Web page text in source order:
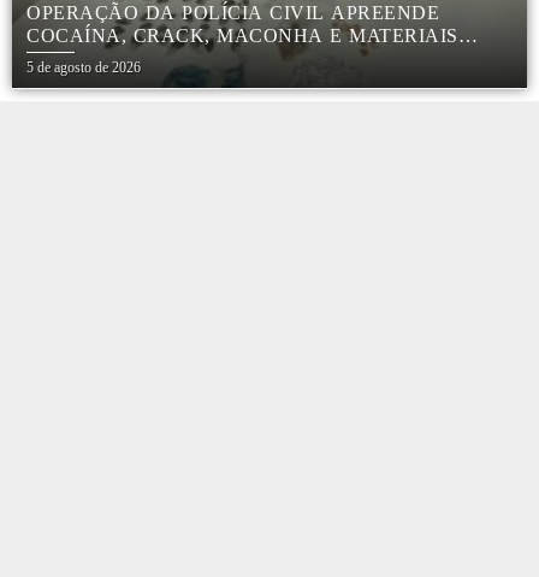
OPERAÇÃO DA POLÍCIA CIVIL APREENDE
COCAÍNA, CRACK, MACONHA E MATERIAIS
PARA EMBALAR DROGAS EM BOTUCATU
5 de agosto de 2026